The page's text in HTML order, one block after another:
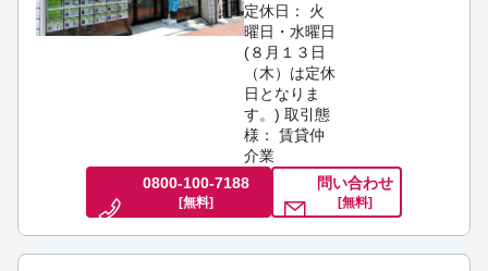
定休日： 火
曜日・水曜日
(８月１３日
（木）は定休
日となりま
す。)取引態
様： 賃貸仲
介業
0800-100-7188
[無料]
問い合わせ
[無料]